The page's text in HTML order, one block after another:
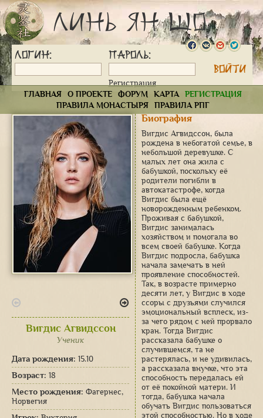
Линь Ян Шо
Логин: Пароль:
Регистрация
ГЛАВНАЯ
О ПРОЕКТЕ ФОРУМ КАРТА
РЕГИСТРАЦИЯ
ПРАВИЛА МОНАСТЫРЯ
ПРАВИЛА РПГ
Вигдис Агвидссон
Ученик
Дата рождения: 15.10
Возраст: 18
Место рождения: Фагернес,
Норвегия
Биография
Вигдис Агвидссон, была
рождена в небогатой семье, в
небольшой деревушке. С
малых лет она жила с
бабушкой, поскольку её
родители погибли в
автокатастрофе, когда
Вигдис была ещё
новорожденным ребенком.
Проживая с бабушкой,
Вигдис занималась
хозяйством и помогала во
всем своей бабушке. Когда
Вигдис подросла, бабушка
начала замечать в ней
проявление способностей.
Так, в возрасте примерно
десяти лет, у Вигдис в ходе
ссоры с друзьями случился
эмоциональный всплеск, из-
за чего рядом с ней прорвало
кран. Тогда Вигдис
рассказала бабушке о
случившемся, та не
растерялась, и не удивилась,
а рассказала внучке, что эта
способность передалась ей
от её покойной матери. И
тогда, бабушка начала
обучать Вигдис пользоваться
этой способностью. Но в ходе